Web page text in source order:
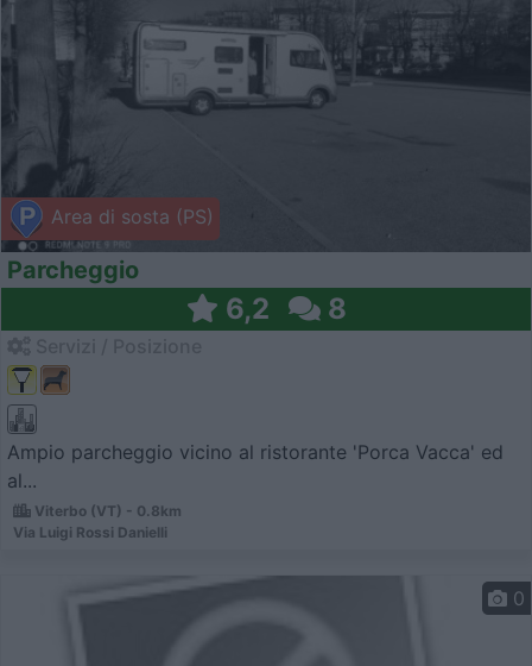
Area di sosta (PS)
Parcheggio
6,2 8
Ampio parcheggio vicino al ristorante 'Porca Vacca' ed
al...
Viterbo (VT) - 0.8km
Via Luigi Rossi Danielli
0